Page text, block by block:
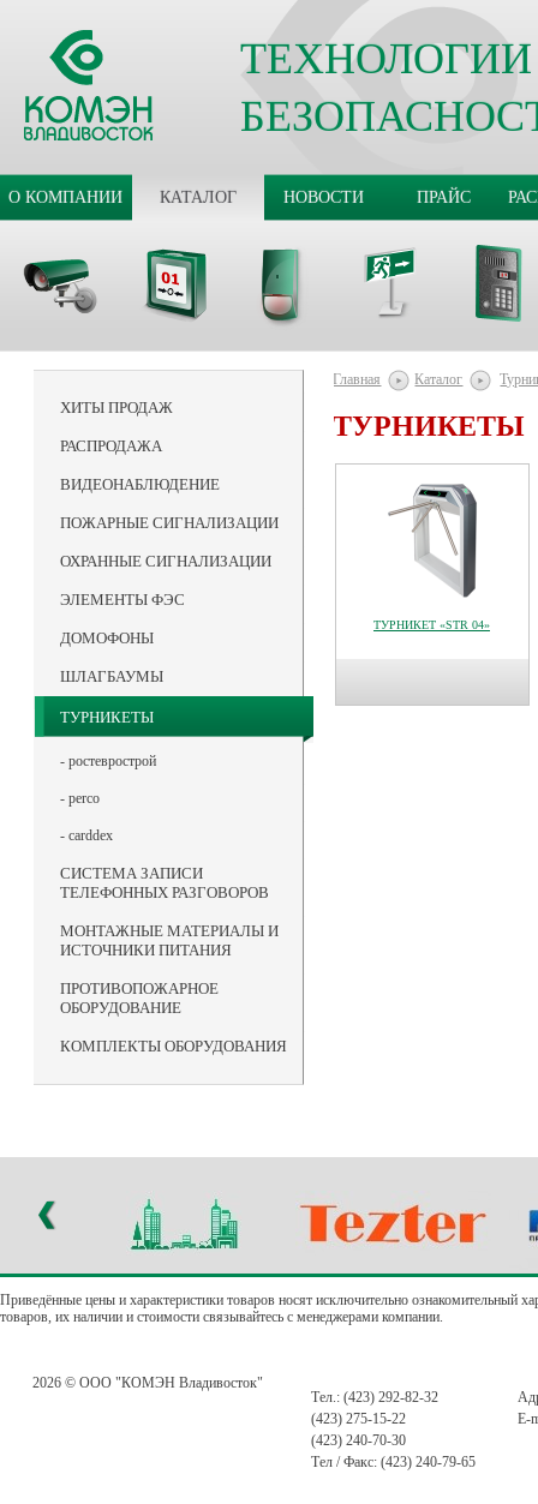
О КОМПАНИИ КАТАЛОГ НОВОСТИ ПРАЙС
ХИТЫ ПРОДАЖ
РАСПРОДАЖА
ВИДЕОНАБЛЮДЕНИЕ
ПОЖАРНЫЕ СИГНАЛИЗАЦИИ
ОХРАННЫЕ СИГНАЛИЗАЦИИ
ЭЛЕМЕНТЫ ФЭС
ДОМОФОНЫ
ШЛАГБАУМЫ
ТУРНИКЕТЫ
- ростеврострой
- perco
- carddex
СИСТЕМА ЗАПИСИ
ТЕЛЕФОННЫХ РАЗГОВОРОВ
МОНТАЖНЫЕ МАТЕРИАЛЫ И
ИСТОЧНИКИ ПИТАНИЯ
ПРОТИВОПОЖАРНОЕ
ОБОРУДОВАНИЕ
КОМПЛЕКТЫ ОБОРУДОВАНИЯ
Главная Каталог
ТУРНИКЕТЫ
ТУРНИКЕТ «STR 04»
Приведённые цены и характеристики товаров носят исключительно ознакомительный
товаров, их наличии и стоимости связывайтесь с менеджерами компании.
2026 © ООО "КОМЭН Владивосток"
Тел.: (423) 292-82-32
(423) 275-15-22
(423) 240-70-30
Тел / Факс: (423) 240-79-65
E-